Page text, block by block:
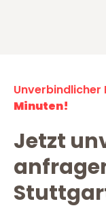
Minuten!
Jetzt